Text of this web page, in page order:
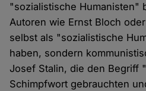
"sozialistische Humanisten"
Autoren wie Ernst Bloch
selbst als "sozialistische
haben, sondern
Josef Stalin, die den Begriff
Schimpfwort gebrauchten